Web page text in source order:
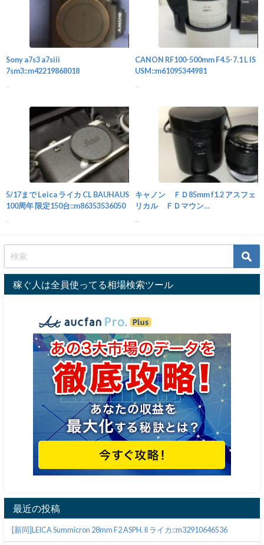
Sony a7s3 a7siii
7sm3::m42219868018
CANON RF100-500mm F4.5-7.1 L IS
USM::m61095344981
5/17まで Leica ライカ CL BAUHAUS
100周年 限定150台::m86353536050
キャノン ＦＤ85mm f1.2 アスフェ
リカル ＦＤマウン
稼ぐ人は全員使ってる相場検索ツール
最近の投稿
[新同]LEICA Summicron 28mm F2 ASPH. II ライカ::m32910646536